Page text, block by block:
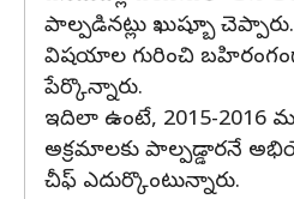
పాల్పడినట్లు ఖుష్బూ
విషయాల గురించి
పేర్కొన్నారు.
ఇదిలా ఉంటే, 2015-
అక్రమాలకు పాల్పడ్డారనే
చీఫ్ ఎదుర్కొంటున్నారు.